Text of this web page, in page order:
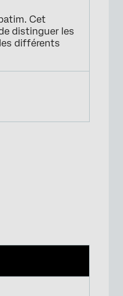
Cet
distinguer les
différents